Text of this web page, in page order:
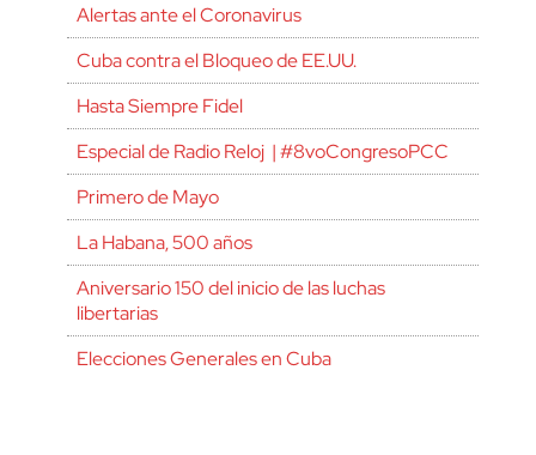
Alertas ante el Coronavirus
Cuba contra el Bloqueo de EE.UU.
Hasta Siempre Fidel
Especial de Radio Reloj | #8voCongresoPCC
Primero de Mayo
La Habana, 500 años
Aniversario 150 del inicio de las luchas
libertarias
Elecciones Generales en Cuba